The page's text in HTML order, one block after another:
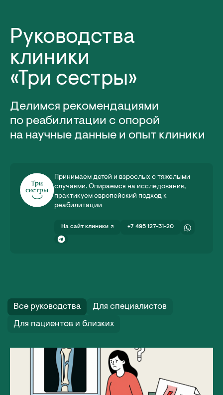
Руководства
клиники
«Три сестры»
Делимся рекомендациями
по реабилитации с опорой
на научные данные и опыт клиники
Принимаем детей и взрослых с тяжелыми
случаями. Опираемся на исследования,
практикуем европейский подход к
реабилитации
На сайт клиники +7 495 127-31-20
Все руководства
Для пациентов и близких
Для специалистов